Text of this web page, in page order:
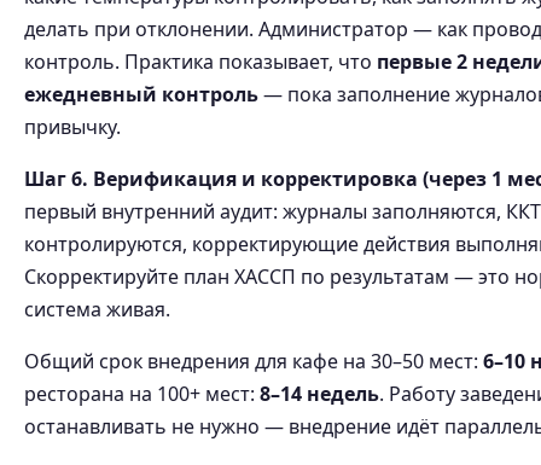
делать при отклонении. Администратор — как
контроль. Практика показывает, что первые 2
ежедневный контроль— пока заполнение
привычку.
Шаг 6. Верификация и корректировка (через 1
первый внутренний аудит: журналы заполняются, ККТ
контролируются, корректирующие действия
Скорректируйте план ХАССП по результатам — это
система живая.
Общий срок внедрения для кафе на 30–50 мест: 6–10
ресторана на 100+ мест: 8–14 недель. Работу
останавливать не нужно — внедрение идёт